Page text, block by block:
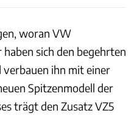
woran VW
sich den begehrten
ihn mit einer
Spitzenmodell der
trägt den Zusatz VZ5